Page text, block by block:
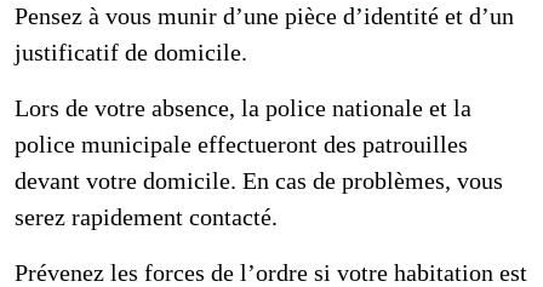
Pensez à vous munir d’une pièce d’identité et d’un
justificatif de domicile.
Lors de votre absence, la police nationale et la
police municipale effectueront des patrouilles
devant votre domicile. En cas de problèmes, vous
serez rapidement contacté.
Prévenez les forces de l’ordre si votre habitation est